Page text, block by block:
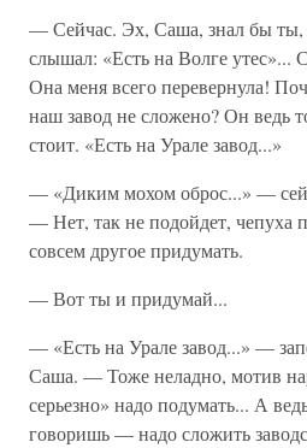
— Сейчас. Эх, Саша, знал бы ты,
слышал: «Есть на Волге утес»...
Она меня всего перевернула!
наш завод не сложено? Он ведь
стоит. «Есть на Урале завод...»
— «Диким мохом оброс...» —
— Нет, так не подойдет, чепуха
совсем другое придумать.
— Вот ты и придумай...
— «Есть на Урале завод...» —
Саша. — Тоже неладно, мотив
серьезно» надо подумать... А
говоришь — надо сложить